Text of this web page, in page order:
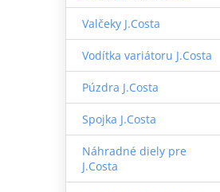
Valčeky J.Costa
Vodítka variátoru J.Costa
Púzdra J.Costa
Spojka J.Costa
Náhradné diely pre
J.Costa